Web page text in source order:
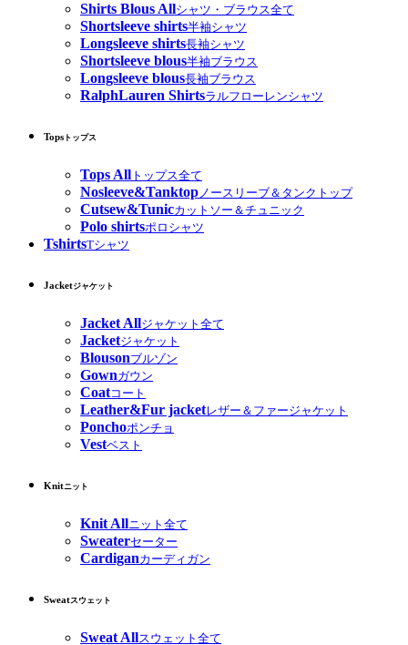
Shirts Blous Allシャツ・ブラウス全て
Shortsleeve shirts半袖シャツ
Longsleeve shirts長袖シャツ
Shortsleeve blous半袖ブラウス
Longsleeve blous長袖ブラウス
RalphLauren Shirtsラルフローレンシャツ
Tops トップス
Tops All トップス全て
Nosleeve&Tanktop ノースリーブ＆タンクトップ
Cutsew&Tunicカットソー＆チュニック
Polo shirtsポロシャツ
TshirtsTシャツ
Jacketジャケット
Jacket Allジャケット全て
Jacketジャケット
Blousonブルゾン
Gownガウン
Coatコート
Leather&Fur jacketレザー＆ファージャケット
Ponchoポンチョ
Vestベスト
Knitニット
Knit Allニット全て
Sweaterセーター
Cardiganカーディガン
Sweatスウェット
Sweat Allスウェット全て